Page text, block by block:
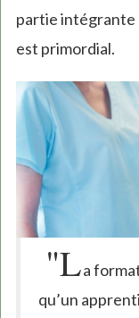
partie intégrante
est primordial.
"La
qu’un